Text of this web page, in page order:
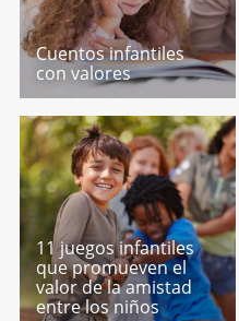
Cuentos infantiles
con valores
11 juegos infantiles
que promueven el
valor de la amistad
entre los niños